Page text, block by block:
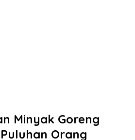
Minyak Goreng
Orang